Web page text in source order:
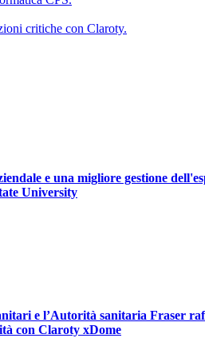
critiche con Claroty.
e una migliore gestione
University
e l’Autorità sanitaria Fraser
con Claroty xDome